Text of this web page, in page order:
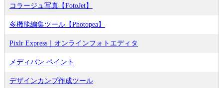
コラージュ写真【FotoJet】
多機能編集ツール【Photopea】
Pixlr Express｜オンラインフォトエディタ
メディバン ペイント
デザインカンプ作成ツール